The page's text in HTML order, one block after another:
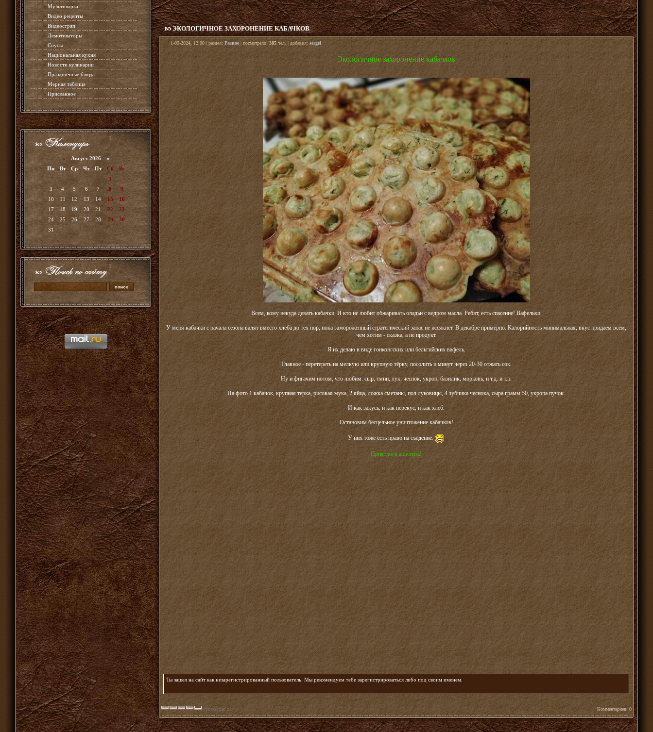
» Мультиварка
» Видео рецепты
» Видеостряп
» Демотиваторы
» Соусы
» Национальная кухня
» Новости кулинарии
» Праздничные блюда
» Мерная таблица
» Присланное
« Август 2026 »
Пн
Вт Ср Чт Пт Сб
Вс
1
2
3
4 5 6 7 8
9
10
11 12 13 14 15
16
17
18 19 20 21 22
23
24
25 26 27 28 29
30
31
ЭКОЛОГИЧНОЕ ЗАХОРОНЕНИЕ КАБАЧКОВ
1-09-2024, 12:00 | раздел: Разное| посмотрело: 385чел. | добавил: sergei
Экологичное захоронение кабачков
Всем, кому некуда девать кабачки. И кто не любит обжаривать оладьи с ведром масла. Ребят, есть спасение! Вафельки.
У меня кабачки с начала сезона валят вместо хлеба до тех пор, пока замороженный стратегический запас не иссякнет. В декабре примерно. Калорийность минимальная, вкус придаем всем,
чем хотим - сказка, а не продукт.
Я их делаю в виде гонконгских или бельгийских вафель.
Главное - перетереть на мелкую или крупную тёрку, посолить и минут через 20-30 отжать сок.
Ну и фигачим потом, что любим: сыр, тмин, лук, чеснок, укроп, базилик, морковь, и т.д. и т.п.
На фото 1 кабачок, крупная терка, рисовая мука, 2 яйца, ложка сметаны, пол луковицы, 4 зубчика чеснока, сыра грамм 50, укропа пучок.
И как закусь, и как перекус, и как хлеб.
Остановим бесцельное уничтожение кабачков!
У них тоже есть право на съедение.
Приятного аппетита!
Ты зашел на сайт как незарегистрированный пользователь. Мы рекомендуем тебе зарегистрироваться либо под своим именем
(голосов: 5) Комментариев: 0